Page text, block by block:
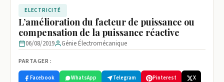
ELECTRICITÉ
L’amélioration du facteur de puissance ou
compensation de la puissance réactive
06/08/2019 Génie Électromécanique
PARTAGER :
Facebook WhatsApp Telegram Pinterest
X